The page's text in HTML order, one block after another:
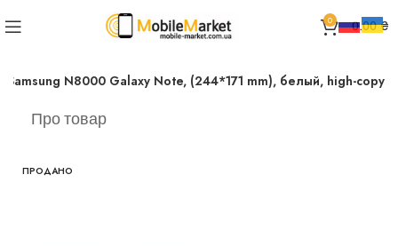
0 0.00₴
N8000 Galaxy Note, (244*171 mm), белый, high-copy
Про товар
ПРОДАНО